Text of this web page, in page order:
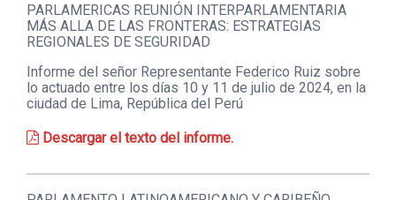
PARLAMERICAS REUNIÓN INTERPARLAMENTARIA
MÁS ALLA DE LAS FRONTERAS: ESTRATEGIAS
REGIONALES DE SEGURIDAD
Informe del señor Representante Federico Ruiz sobre
lo actuado entre los días 10 y 11 de julio de 2024, en la
ciudad de Lima, República del Perú
Descargar el texto del informe.